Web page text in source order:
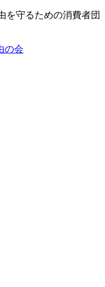
を守るための消費者団
の会